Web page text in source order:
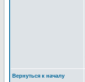
Вернуться к началу